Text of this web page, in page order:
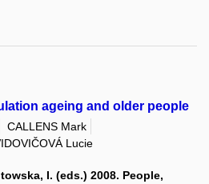
ageing and older people
CALLENS Mark
Lucie
I. (eds.) 2008. People,